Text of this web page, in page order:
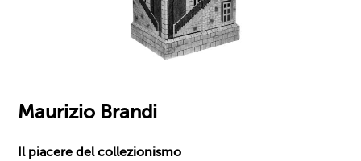
Maurizio Brandi
Il piacere del collezionismo